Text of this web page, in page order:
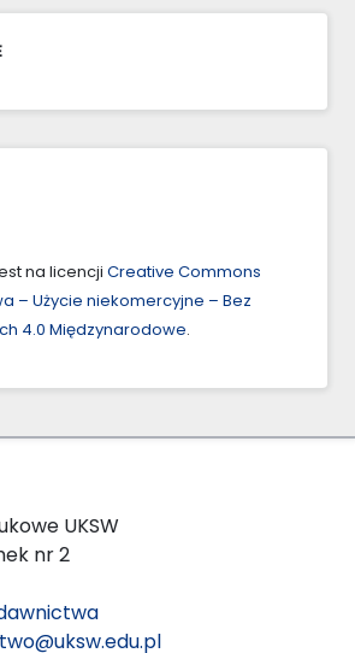
na licencji Creative Commons
– Użycie niekomercyjne – Bez
4.0 Międzynarodowe.
UKSW
nr 2